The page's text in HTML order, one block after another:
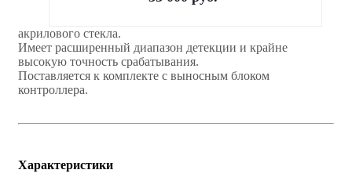
акрилового стекла.
Имеет расширенный диапазон детекции и крайне
высокую точность срабатывания.
Поставляется к комплекте с выносным блоком
контроллера.
Характеристики